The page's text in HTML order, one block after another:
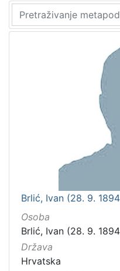
Brlić, Ivan (28. 9.
Osoba
Brlić, Ivan (28. 9.
Država
Hrvatska